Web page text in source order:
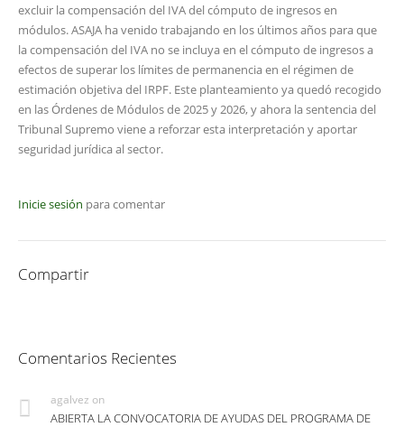
excluir la compensación del IVA del cómputo de ingresos en
módulos. ASAJA ha venido trabajando en los últimos años para que
la compensación del IVA no se incluya en el cómputo de ingresos a
efectos de superar los límites de permanencia en el régimen de
estimación objetiva del IRPF. Este planteamiento ya quedó recogido
en las Órdenes de Módulos de 2025 y 2026, y ahora la sentencia del
Tribunal Supremo viene a reforzar esta interpretación y aportar
seguridad jurídica al sector.
Inicie sesión para comentar
Compartir
Comentarios Recientes
agalvez on
ABIERTA LA CONVOCATORIA DE AYUDAS DEL PROGRAMA DE